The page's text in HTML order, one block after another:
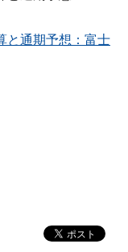
と通期予想：富士